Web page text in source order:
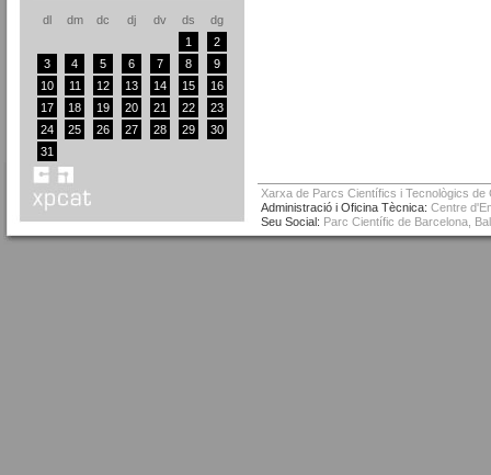
dl dm dc dj dv ds
dg
1
2
3
4 5 6 7 8
9
10
11 12 13 14 15
16
17
18 19 20 21 22
23
24
25 26 27 28 29
30
31
Xarxa de Parcs Científics i Tecnològics
Administració i Oficina Tècnica: Centre
Seu Social: Parc Científic de Barcelona,